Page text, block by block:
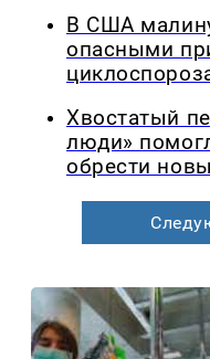
В США
опасными
Хвостатый
люди»
обрести